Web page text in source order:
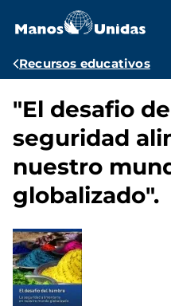
contenido
Ruta
navegación
Recursos educativos
"El desafio
seguridad
nuestro
globalizado".